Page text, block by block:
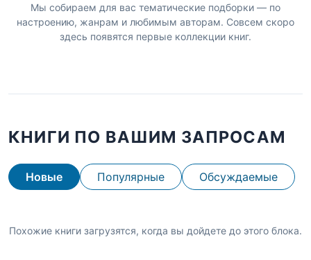
Мы собираем для вас тематические подборки — по
настроению, жанрам и любимым авторам. Совсем скоро
здесь появятся первые коллекции книг.
КНИГИ ПО ВАШИМ ЗАПРОСАМ
Новые Популярные Обсуждаемые
Похожие книги загрузятся, когда вы дойдете до этого блока.